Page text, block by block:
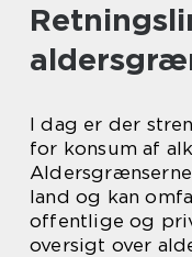
I dag er der
for konsum af
land og kan
offentlige og
oversigt over